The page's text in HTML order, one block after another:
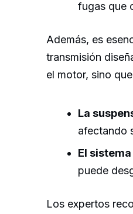
fugas que
Además, es
transmisión
el motor, sino
La
afectando
El
puede
Los expertos